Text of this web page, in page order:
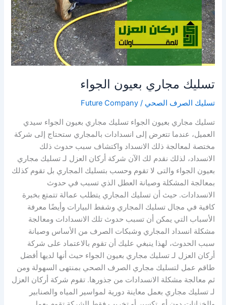
تسليك مجاري بعيون الجواء
تسليك الصرف الصحي /
Future Company
تسليك مجاري بعيون الجواء تسليك مجاري بعيون الجواء سيدي
العميل، عندما تتعرض إلى انسدادات بالمجاري ستحتاج إلى شركة
مختصة لمعالجة ذلك الانسداد واكتشاف سبب حدوث ذلك
الانسداد، لذلك نقدم لك الآن شركة أركان العزل لـ تسليك مجاري
بعيون الجواء والتى لا تقوم وحسب بتسليك المجاري بل تقوم كذلك
بمعالجة المشكلة وصيانة العطل الذي تسبب في حدوث
الانسدادات. حيث أن تسليك المجاري يتطلب عمالة تتمتع بخبرة
كافية في مجال تسليك المجاري وشفط البيارات وأيضًا معرفة
الأسباب التي يمكن أن تسبب حدوث تلك الانسدادات ومعالجة
مشكلة انسداد المجاري وشبكات الصرف من الأساس وصيانة
سبب الحدوث، لهذا ينبغي عليك أن تقوم بالاعتماد على شركة
أركان العزل لـ تسليك مجاري بعيون الجواء حيث أنها لديها أفضل
طاقم عمل لتسليك مجاري الصرف الصحي بمنتهى السهولة ومن
ثم معالجة مشكلة الانسدادات من جذورها. تقوم شركة أركان العزل
لـ تسليك مجاري بعمل معاينة دورية لمواسير المياه والصنابير